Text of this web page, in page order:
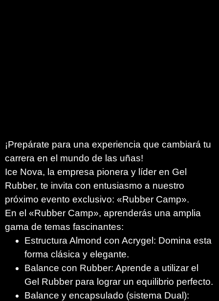
¡Prepárate para una experiencia que cambiará tu
carrera en el mundo de las uñas!
Ice Nova, la empresa pionera y líder en Gel
Rubber, te invita con entusiasmo a nuestro
próximo evento exclusivo: «Rubber Camp».
En el «Rubber Camp», aprenderás una amplia
gama de temas fascinantes:
Estructura Almond con Acrygel: Domina esta
forma clásica y elegante.
Balance con Rubber: Aprende a utilizar el
Gel Rubber para lograr un equilibrio perfecto.
Balance y encapsulado (sistema Dual):